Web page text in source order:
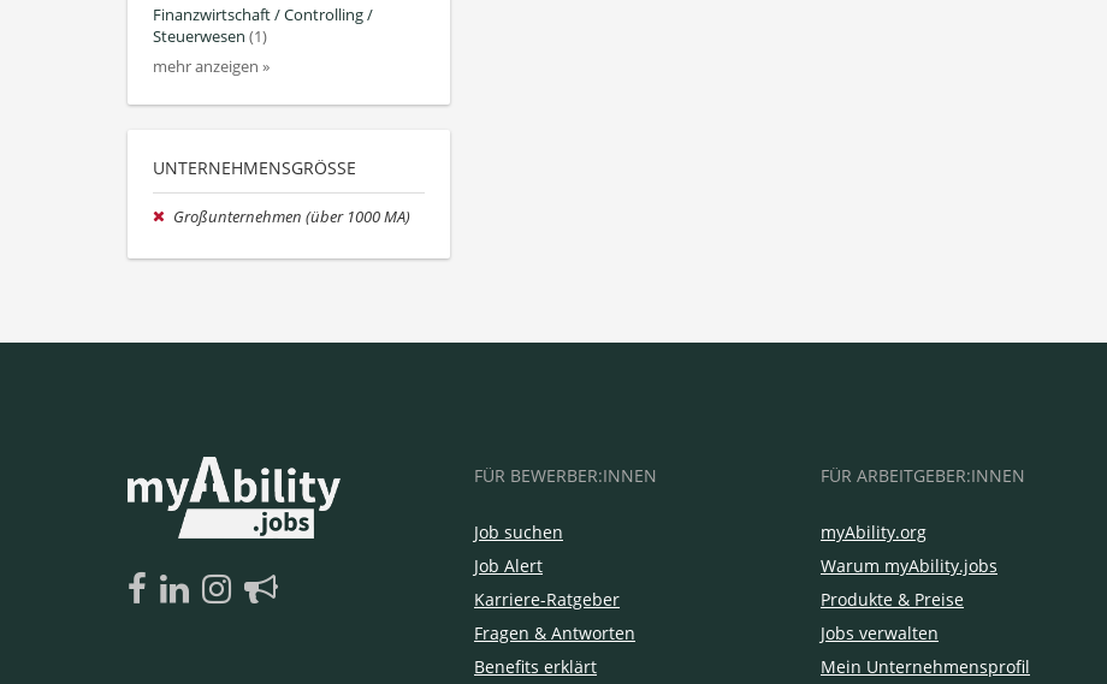
Finanzwirtschaft / Controlling /
Steuerwesen (1)
mehr anzeigen »
UNTERNEHMENSGRÖSSE
Großunternehmen (über 1000 MA)
FÜR BEWERBER:INNEN
Job suchen
Job Alert
Karriere-Ratgeber
Fragen & Antworten
Benefits erklärt
FÜR ARBEITGEBER:INNEN
myAbility.org
Warum myAbility.jobs
Produkte & Preise
Jobs verwalten
Mein Unternehmensprofil